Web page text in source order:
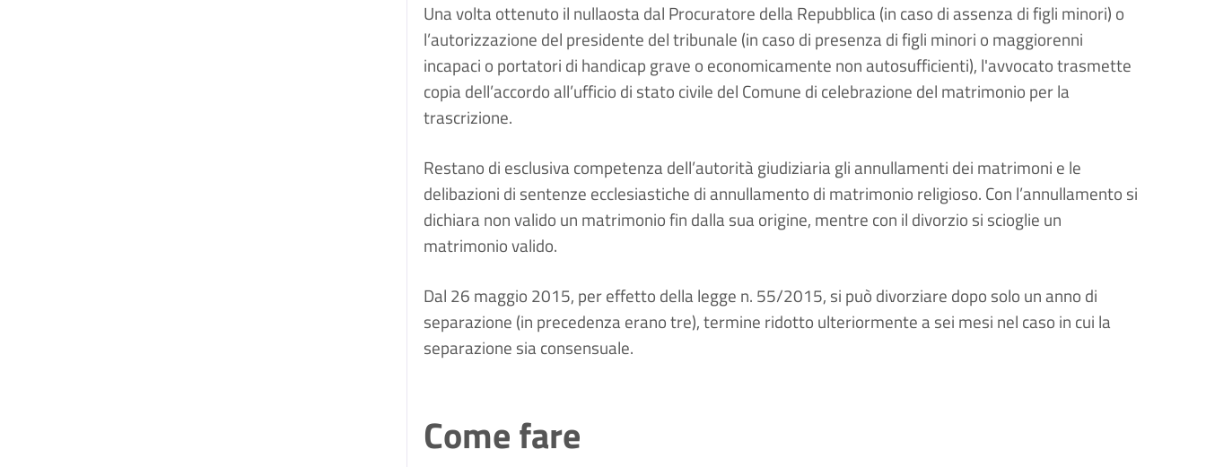
Una volta ottenuto il nullaosta dal Procuratore della Repubblica (in caso di assenza di figli minori) o
l’autorizzazione del presidente del tribunale (in caso di presenza di figli minori o maggiorenni
incapaci o portatori di handicap grave o economicamente non autosufficienti), l'avvocato trasmette
copia dell’accordo all’ufficio di stato civile del Comune di celebrazione del matrimonio per la
trascrizione.
Restano di esclusiva competenza dell’autorità giudiziaria gli annullamenti dei matrimoni e le
delibazioni di sentenze ecclesiastiche di annullamento di matrimonio religioso. Con l’annullamento si
dichiara non valido un matrimonio fin dalla sua origine, mentre con il divorzio si scioglie un
matrimonio valido.
Dal 26 maggio 2015, per effetto della legge n. 55/2015, si può divorziare dopo solo un anno di
separazione (in precedenza erano tre), termine ridotto ulteriormente a sei mesi nel caso in cui la
separazione sia consensuale.
Come fare